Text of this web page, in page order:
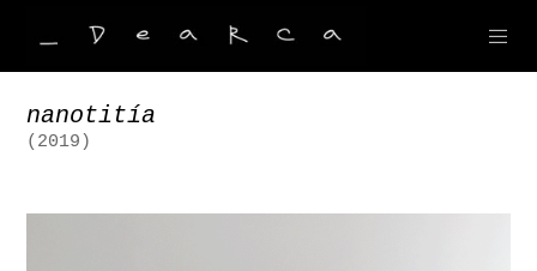
nanotitía
(2019)